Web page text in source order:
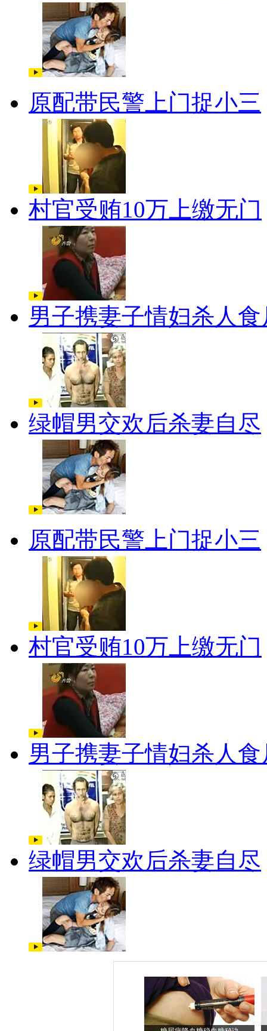
原配带民警上门捉小三
村官受贿10万上缴无门
男子携妻子情妇杀人食
绿帽男交欢后杀妻自尽
原配带民警上门捉小三
村官受贿10万上缴无门
男子携妻子情妇杀人食
绿帽男交欢后杀妻自尽